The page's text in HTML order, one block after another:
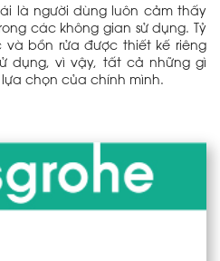
là người dùng luôn cảm thấy
các không gian sử dụng. Tỷ
bồn rửa được thiết kế riêng
dụng, vì vậy, tất cả những gì
chọn của chính mình.